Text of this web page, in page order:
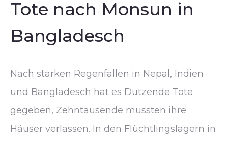
Tote nach Monsun in
Bangladesch
Nach starken Regenfällen in Nepal, Indien
und Bangladesch hat es Dutzende Tote
gegeben, Zehntausende mussten ihre
Häuser verlassen. In den Flüchtlingslagern in